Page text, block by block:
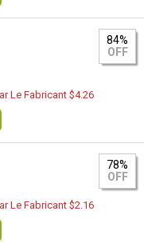
84%
OFF
Le Fabricant $4.26
78%
OFF
Le Fabricant $2.16